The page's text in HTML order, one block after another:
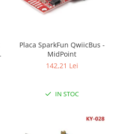
Placa SparkFun QwiicBus -
MidPoint
142,21 Lei
IN STOC